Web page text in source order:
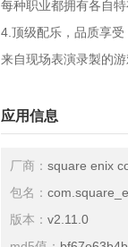
每种职业都拥有各自
4.顶级配乐，品质享受
来自现场表演录製的
应用信息
厂商： square enix
包名：
版本： v2.11.0